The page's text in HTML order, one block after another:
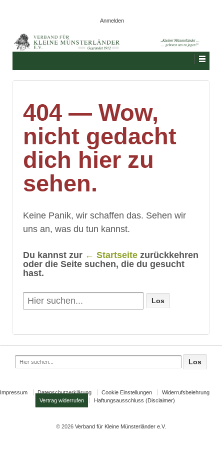
Anmelden
404 — Wow,
nicht gedacht
dich hier zu
sehen.
Keine Panik, wir schaffen das. Sehen wir
uns an, was du tun kannst.
Du kannst zur ← Startseite zurückkehren
oder die Seite suchen, die du gesucht
hast.
Search
for:
Search
Impressum Datenschutzerklärung Cookie Einstellungen
Widerrufsbelehrung
Vertrag widerrufen
Haftungsausschluss (Disclaimer)
© 2026Verband für Kleine Münsterländer e.V.